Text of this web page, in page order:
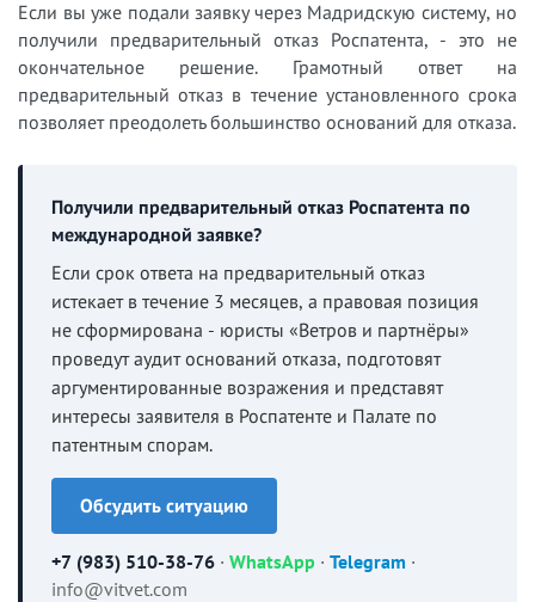
Если вы уже подали заявку через Мадридскую систему, но
получили предварительный отказ Роспатента, - это не
окончательное решение. Грамотный ответ на
предварительный отказ в течение установленного срока
позволяет преодолеть большинство оснований для отказа.
Получили предварительный отказ Роспатента по
международной заявке?
Если срок ответа на предварительный отказ
истекает в течение 3 месяцев, а правовая позиция
не сформирована - юристы «Ветров и партнёры»
проведут аудит оснований отказа, подготовят
аргументированные возражения и представят
интересы заявителя в Роспатенте и Палате по
патентным спорам.
Обсудить ситуацию
+7 (983) 510-38-76 · WhatsApp · Telegram ·
info@vitvet.com